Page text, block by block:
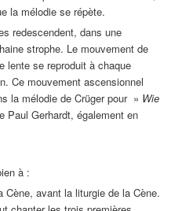
la mélodie se répète.
dans une
strophe. Le mouvement de
lente se reproduit à chaque
Ce mouvement ascensionnel
la mélodie de Crüger pour » Wie
Paul Gerhardt, également en
à :
avant la liturgie de la Cène.